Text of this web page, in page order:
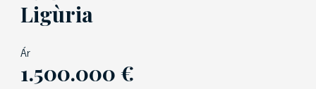
Ligùria
Ár
1.500.000 €